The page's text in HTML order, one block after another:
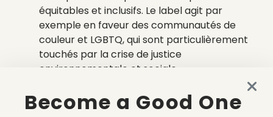
équitables et inclusifs. Le label agit par
exemple en faveur des communautés de
couleur et LGBTQ, qui sont particulièrement
touchés par la crise de justice
environnementale et sociale.
: Le label veut faire
comprendre aux acteurs du monde
économique qu’ils peuvent changer le monde
Become a Good One